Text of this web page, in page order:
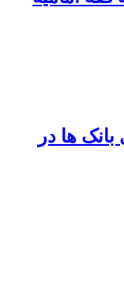
ها در